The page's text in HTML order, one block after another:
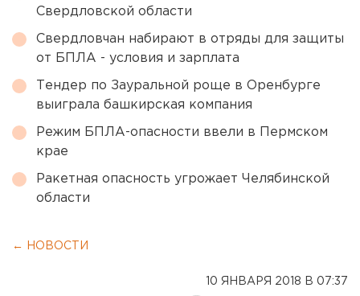
Свердловской области
Свердловчан набирают в отряды для защиты
от БПЛА - условия и зарплата
Тендер по Зауральной роще в Оренбурге
выиграла башкирская компания
Режим БПЛА-опасности ввели в Пермском
крае
Ракетная опасность угрожает Челябинской
области
← НОВОСТИ
10 ЯНВАРЯ 2018 В 07:37